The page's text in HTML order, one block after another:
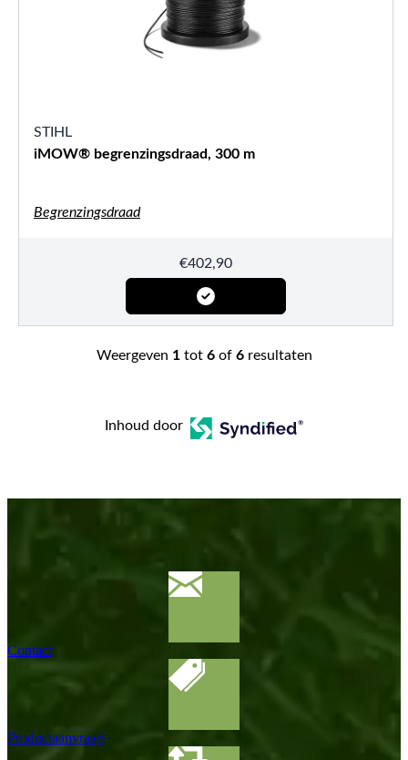
STIHL
iMOW® begrenzingsdraad, 300 m
Begrenzingsdraad
€402,90
Weergeven 1tot 6of 6resultaten
Inhoud door
Contact
Productaanvraag